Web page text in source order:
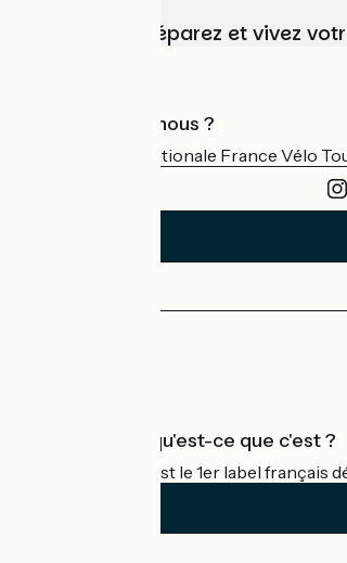
Choisissez, préparez et vivez
Qui sommes-nous ?
L'association nationale France Vélo
Accueil Vélo qu'est-ce que c'est ?
Accueil Vélo c'est le 1er label français